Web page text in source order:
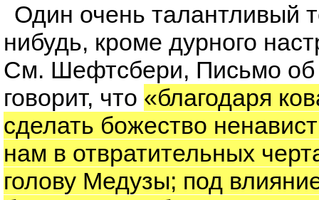
Один очень талантливый
нибудь, кроме дурного
См. Шефтсбери, Письмо об
говорит, что «благодаря
сделать божество
нам в отвратительных
голову Медузы; под